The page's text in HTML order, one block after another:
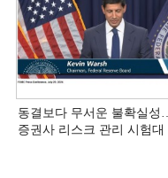
동결보다 무서운 불확실성…
증권사 리스크 관리 시험대